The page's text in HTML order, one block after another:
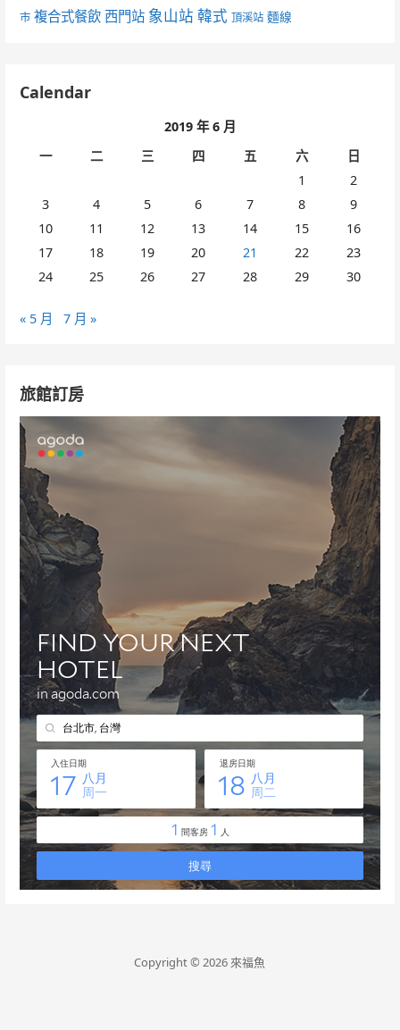
市 複合式餐飲 西門站 象山站 韓式 頂溪站 麵線
Calendar
2019 年 6 月
一
二 三 四 五 六
日
1
2
3
4 5 6 7 8
9
10
11 12 13 14 15
16
17
18 19 20 21 22
23
24
25 26 27 28 29 30
« 5 月 7 月 »
旅館訂房
Copyright © 2026 來福魚